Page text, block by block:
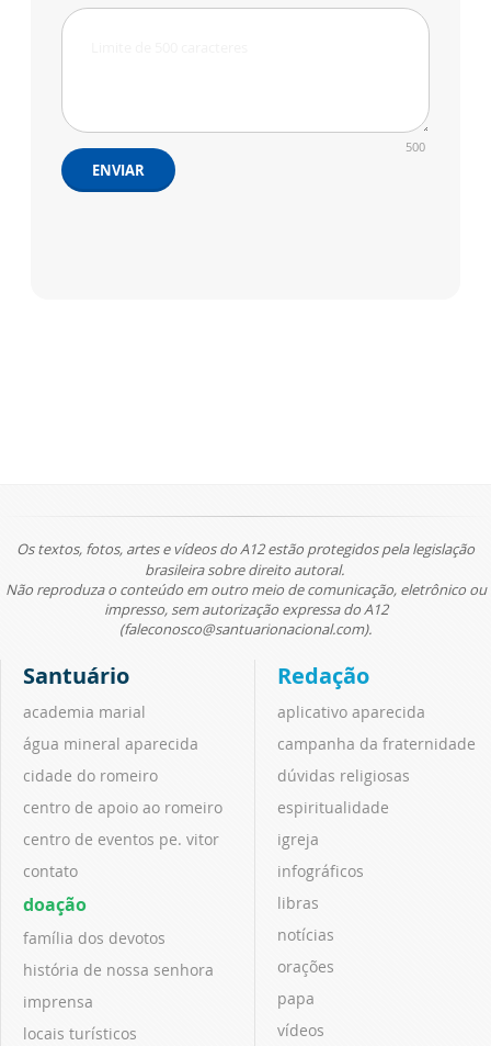
500
ENVIAR
Os textos, fotos, artes e vídeos do A12 estão protegidos pela legislação
brasileira sobre direito autoral.
Não reproduza o conteúdo em outro meio de comunicação, eletrônico ou
impresso, sem autorização expressa do A12
(faleconosco@santuarionacional.com).
Santuário
academia marial
água mineral aparecida
cidade do romeiro
centro de apoio ao romeiro
centro de eventos pe. vitor
contato
doação
família dos devotos
história de nossa senhora
imprensa
locais turísticos
Redação
aplicativo aparecida
campanha da fraternidade
dúvidas religiosas
espiritualidade
igreja
infográficos
libras
notícias
orações
papa
vídeos